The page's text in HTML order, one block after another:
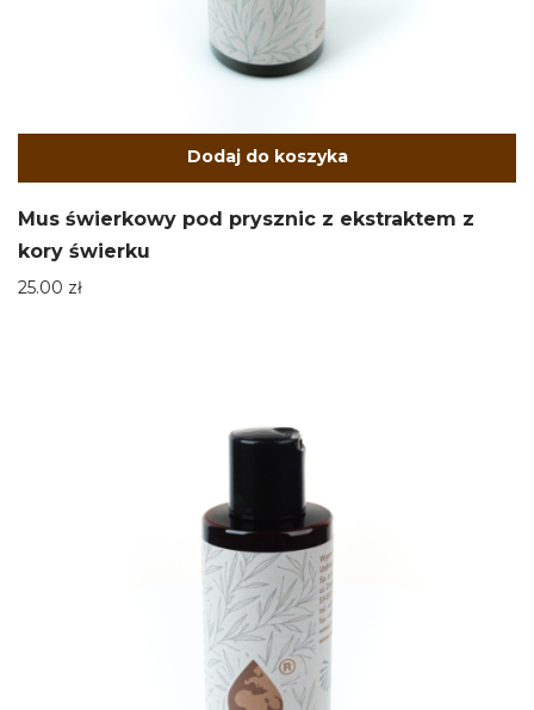
Dodaj do koszyka
Mus świerkowy pod prysznic z ekstraktem z
kory świerku
25.00 zł